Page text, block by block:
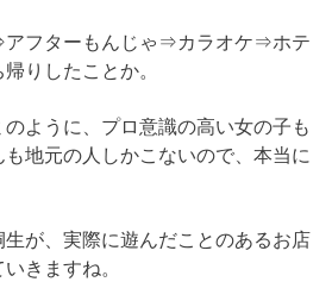
フターもんじゃ⇒カラオケ⇒ホテ
りしたことか。
ように、プロ意識の高い女の子も
地元の人しかこないので、本当に
が、実際に遊んだことのあるお店
きますね。